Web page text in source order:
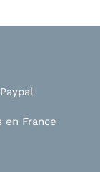
France